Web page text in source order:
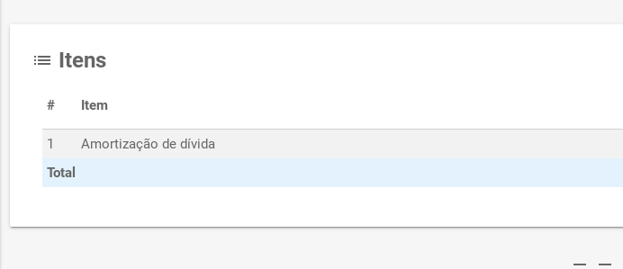
list Itens
# Item
1 Amortização de dívida
Total
remove remove